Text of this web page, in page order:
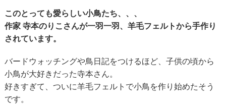
このとっても愛らしい小鳥たち、、、
作家 寺本のりこさんが一羽一羽、羊毛フェルトから手作り
されています。
バードウォッチングや鳥日記をつけるほど、子供の頃から
小鳥が大好きだった寺本さん。
好きすぎて、ついに羊毛フェルトで小鳥を作り始めたそう
です。